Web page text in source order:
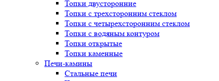
Топки двусторонние
Топки с трехсторонним стеклом
Топки с четырехсторонним стеклом
Топки с водяным контуром
Топки открытые
Топки каменные
Печи-камины
Стальные печи